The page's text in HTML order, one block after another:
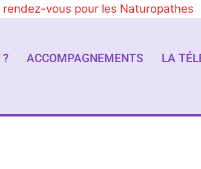
vous pour les Naturopathes
? ACCOMPAGNEMENTS LA